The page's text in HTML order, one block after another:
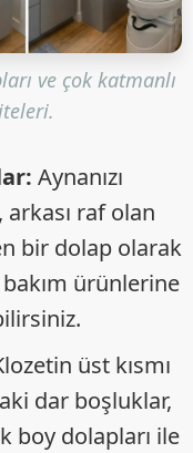
ve çok katmanlı
Aynanızı
raf olan
bir dolap olarak
ürünlerine
üst kısmı
dar boşluklar,
boy dolapları ile